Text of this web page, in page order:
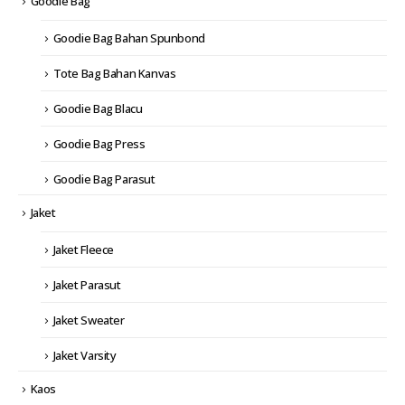
Goodie Bag Bahan Spunbond
Tote Bag Bahan Kanvas
Goodie Bag Blacu
Goodie Bag Press
Goodie Bag Parasut
Jaket
Jaket Fleece
Jaket Parasut
Jaket Sweater
Jaket Varsity
Kaos